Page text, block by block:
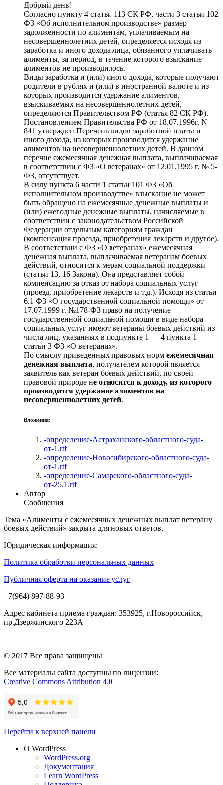
Добрый день!
Согласно пункту 4 статьи 113 СК РФ, части 3 статьи 102
ФЗ «Об исполнительном производстве» размер
задолженности по алиментам, уплачиваемым на
несовершеннолетних детей, определяется исходя из
заработка и иного дохода лица, обязанного уплачивать
алименты, за период, в течение которого взыскание
алиментов не производилось.
Виды заработка и (или) иного дохода, которые получают
родители в рублях и (или) в иностранной валюте и из
которых производится удержание алиментов,
взыскиваемых на несовершеннолетних детей,
определяются Правительством РФ (статья 82 СК РФ).
Постановлением Правительства РФ от 18.07.1996г. N
841 утвержден Перечень видов заработной платы и
иного дохода, из которых производится удержание
алиментов на несовершеннолетних детей. В данном
перечне ежемесячная денежная выплата, выплачиваемая
в соответствии с ФЗ «О ветеранах» от 12.01.1995 г. № 5-
ФЗ, отсутствует.
В силу пункта 6 части 1 статьи 101 ФЗ «Об
исполнительном производстве» взыскание не может
быть обращено на ежемесячные денежные выплаты и
(или) ежегодные денежные выплаты, начисляемые в
соответствии с законодательством Российской
Федерации отдельным категориям граждан
(компенсация проезда, приобретения лекарств и другое).
В соответствии с ФЗ «О ветеранах» ежемесячная
денежная выплата, выплачиваемая ветеранам боевых
действий, относится к мерам социальной поддержки
(статьи 13, 16 Закона). Она представляет собой
компенсацию за отказ от набора социальных услуг
(проезд, приобретение лекарств и т.д.). Исходя из статьи
6.1 ФЗ «О государственной социальной помощи» от
17.07.1999 г. №178-ФЗ право на получение
государственной социальной помощи в виде набора
социальных услуг имеют ветераны боевых действий из
числа лиц, указанных в подпункте 1 — 4 пункта 1
статьи 3 ФЗ «О ветеранах».
По смыслу приведенных правовых норм ежемесячная
денежная выплата, получателем которой является
заявитель как ветеран боевых действий, по своей
правовой природе не относится к доходу, из которого
производится удержание алиментов на
несовершеннолетних детей.
Вложения:
-определение-Астраханского-областного-суда-
от-1.rtf
-определение-Новосибирского-областного-суда-
от-1.rtf
-определение-Самарского-областного-суда-
от-25.1.rtf
Автор
Сообщения
Тема «Алименты с ежемесячных денежных выплат ветерану
боевых действий» закрыта для новых ответов.
Юридическая информация:
Политика обработки персональных данных
Публичная оферта на оказание услуг
+7(964) 897-88-93
Адрес кабинета приема граждан: 353925, г.Новороссийск,
пр.Дзержинского 223А
© 2017 Все права защищены
Все материалы сайта доступны по лицензии:
Creative Commons Attribution 4.0
Перейти к верхней панели
О WordPress
WordPress.org
Документация
Learn WordPress